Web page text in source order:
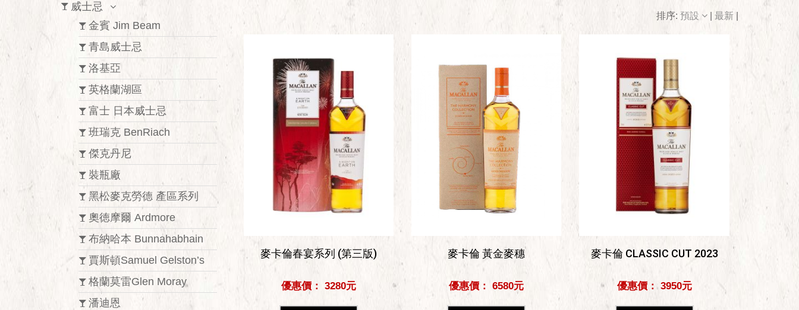
威士忌
金賓 Jim Beam
青島威士忌
洛基亞
英格蘭湖區
富士 日本威士忌
班瑞克 BenRiach
傑克丹尼
裝瓶廠
黑松麥克勞德 產區系列
奧徳摩爾 Ardmore
布納哈本 Bunnahabhain
賈斯頓Samuel Gelston’s
格蘭莫雷Glen Moray
潘迪恩
排序: 預設 最新
麥卡倫春宴系列 (第三版)
優惠價： 3280元
麥卡倫 黃金麥穗
優惠價： 6580元
麥卡倫 CLASSIC CUT 2023
優惠價： 3950元